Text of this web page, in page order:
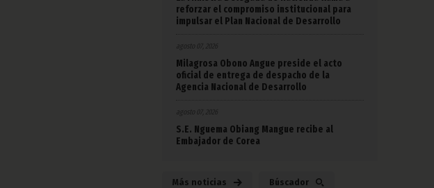
reforzar el compromiso institucional para
impulsar el Plan Nacional de Desarrollo
agosto 07, 2026
Milagrosa Obono Angue preside el acto
oficial de entrega de despacho de la
Agencia Nacional de Desarrollo
agosto 07, 2026
S.E. Nguema Obiang Mangue recibe al
Embajador de Corea
Más noticias Búscador